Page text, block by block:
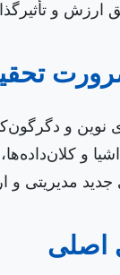
ارزش و
نوین و
اشیا و
جدید مدیریتی
اصلی